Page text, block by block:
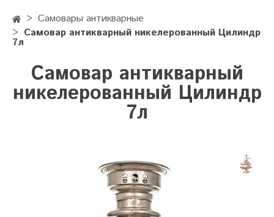
Самовары антикварные
Самовар антикварный никелерованный Цилиндр
7л
Самовар антикварный
никелерованный Цилиндр
7л